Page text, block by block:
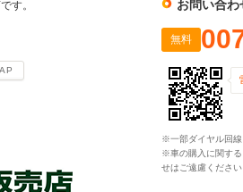
す。 お問い合わ
無料
※一部ダイヤル回線
※車の購入に関する
せはご遠慮ください